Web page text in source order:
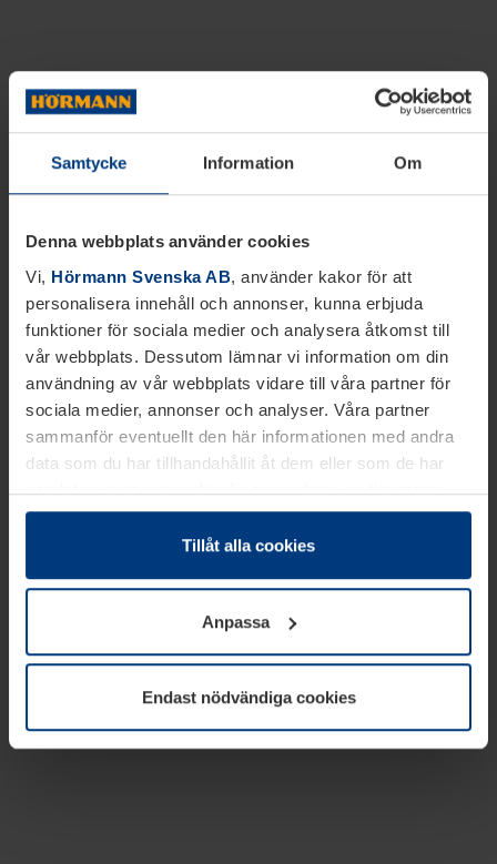
Samtycke Information Om
Denna webbplats använder cookies
Vi, Hörmann Svenska AB, använder kakor för att
personalisera innehåll och annonser, kunna erbjuda
funktioner för sociala medier och analysera åtkomst till
vår webbplats. Dessutom lämnar vi information om din
användning av vår webbplats vidare till våra partner för
sociala medier, annonser och analyser. Våra partner
sammanför eventuellt den här informationen med andra
data som du har tillhandahållit åt dem eller som de har
samlat in inom ramen för din användning av tjänsterna.
Juridiskt kan vi lagra kakor på din enhet, om de är
absolut nödvändiga för driften av den här webbplatsen.
godkännande kan du när som helst ändra eller återkalla i
informationen om kakor underDataskyddsförklaring
vår webbplats.
Tillåt alla cookies
Anpassa
Endast nödvändiga cookies